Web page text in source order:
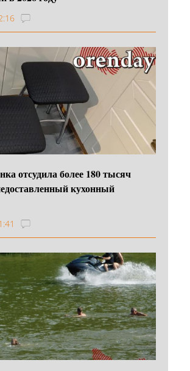
отсудила более 180 тысяч
кухонный